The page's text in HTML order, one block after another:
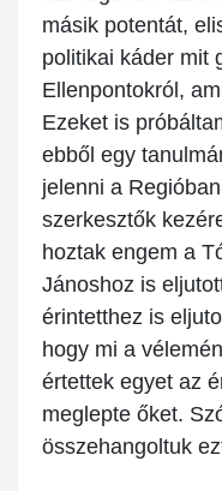
másik potentát,
politikai káder mit
Ellenpontokról,
Ezeket is
ebből egy
jelenni a
szerkesztők
hoztak engem a
Jánoshoz is
érintetthez is
hogy mi a
értettek egyet az
meglepte őket.
összehangoltuk